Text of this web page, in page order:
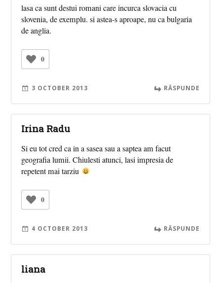
lasa ca sunt destui romani care incurca slovacia cu
slovenia, de exemplu. si astea-s aproape, nu ca bulgaria
de anglia.
0
3 OCTOBER 2013 RĂSPUNDE
Irina Radu
Si eu tot cred ca in a sasea sau a saptea am facut
geografia lumii. Chiulesti atunci, lasi impresia de
repetent mai tarziu
0
4 OCTOBER 2013 RĂSPUNDE
liana